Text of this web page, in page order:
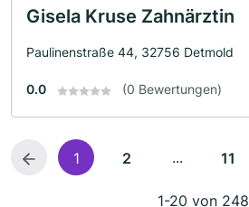
Gisela Kruse Zahnärztin
Paulinenstraße 44, 32756 Detmold
0.0 (0 Bewertungen)
1 2 ... 11
1-20 von 248